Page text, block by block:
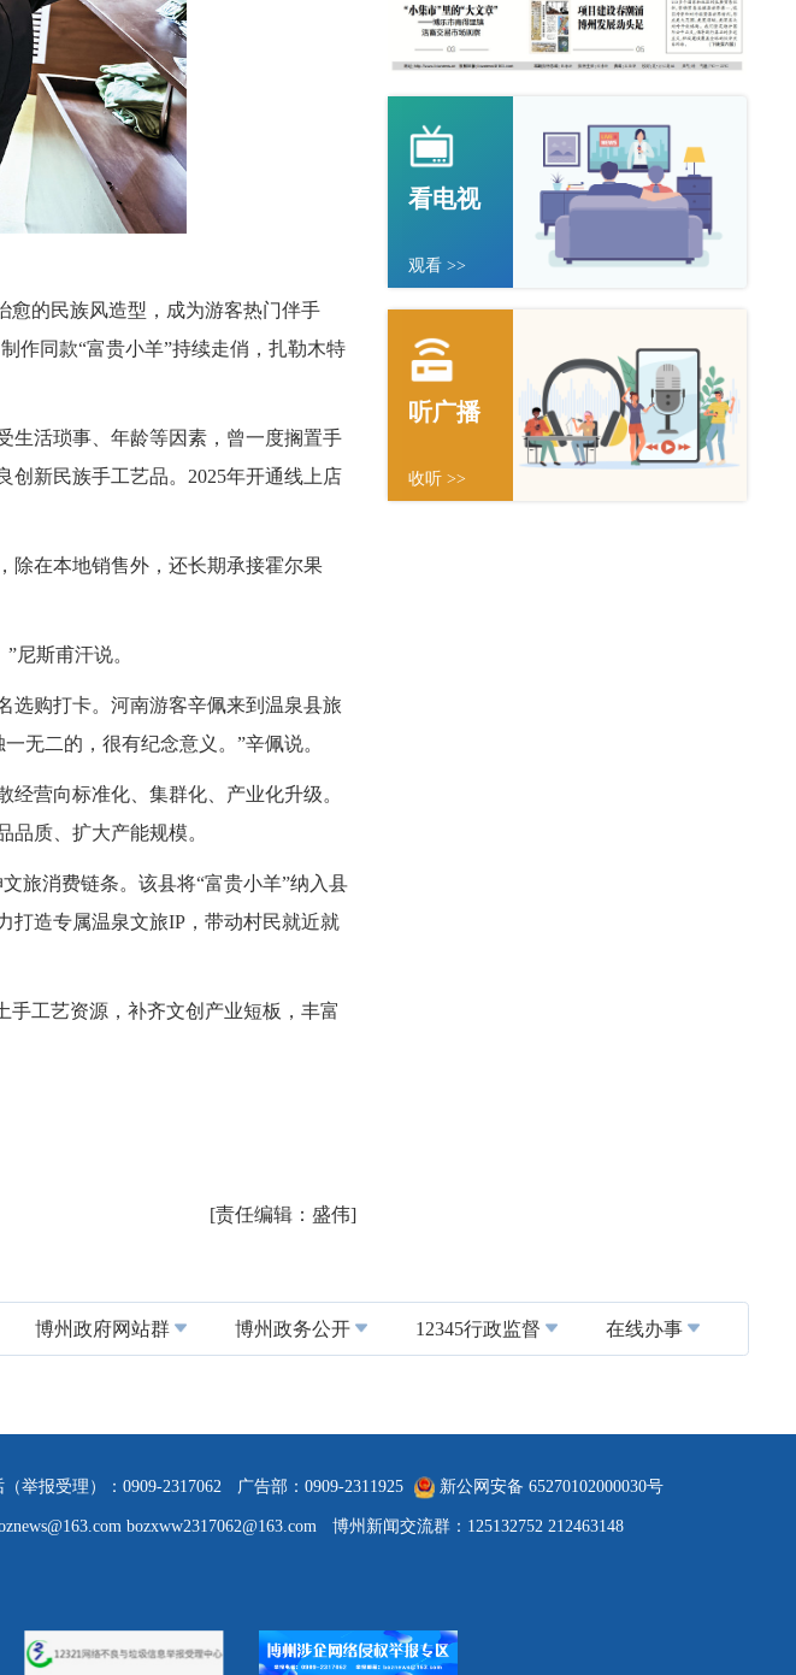
的民族风造型，成为游客热门伴手
作同款“富贵小羊”持续走俏，扎勒木特
活琐事、年龄等因素，曾一度搁置手
创新民族手工艺品。2025年开通线上店
在本地销售外，还长期承接霍尔果
尼斯甫汗说。
购打卡。河南游客辛佩来到温泉县旅
无二的，很有纪念意义。”辛佩说。
营向标准化、集群化、产业化升级。
质、扩大产能规模。
旅消费链条。该县将“富贵小羊”纳入县
打造专属温泉文旅IP，带动村民就近就
工艺资源，补齐文创产业短板，丰富
[责任编辑：盛伟]
看电视
观看 >>
听广播
收听 >>
博州政府网站群 博州政务公开 12345行政监督 在线办事
举报受理）：0909-2317062 广告部：0909-2311925 新公网安备 65270102000030号
bozxww2317062@163.com 博州新闻交流群：125132752 212463148